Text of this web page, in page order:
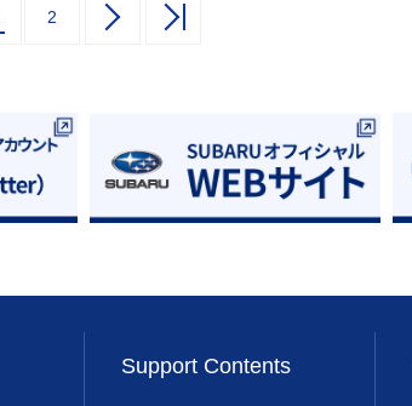
2
Support Contents